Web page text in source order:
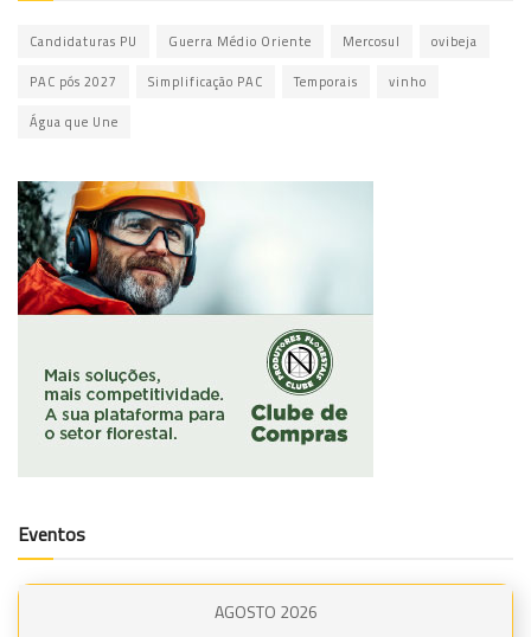
Candidaturas PU Guerra Médio Oriente Mercosul ovibeja
PAC pós 2027 Simplificação PAC Temporais vinho
Água que Une
Eventos
AGOSTO 2026